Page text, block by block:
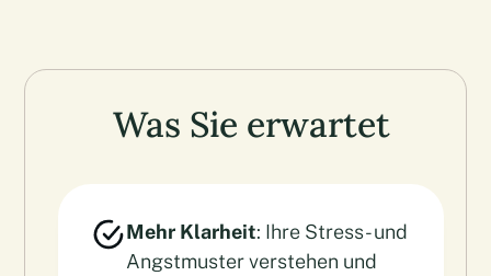
Was Sie erwartet
Mehr Klarheit: Ihre Stress- und
Angstmuster verstehen und